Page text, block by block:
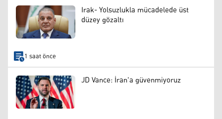
Irak- Yolsuzlukla mücadelede üst
düzey gözaltı
1 saat önce
JD Vance: İran'a güvenmiyoruz